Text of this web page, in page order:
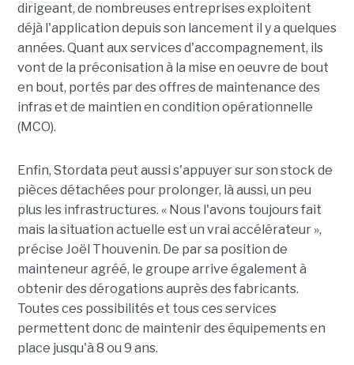
dirigeant, de nombreuses entreprises exploitent
déjà l'application depuis son lancement il y a quelques
années. Quant aux services d'accompagnement, ils
vont de la préconisation à la mise en oeuvre de bout
en bout, portés par des offres de maintenance des
infras et de maintien en condition opérationnelle
(MCO).
Enfin, Stordata peut aussi s'appuyer sur son stock de
pièces détachées pour prolonger, là aussi, un peu
plus les infrastructures. « Nous l'avons toujours fait
mais la situation actuelle est un vrai accélérateur »,
précise Joël Thouvenin. De par sa position de
mainteneur agréé, le groupe arrive également à
obtenir des dérogations auprès des fabricants.
Toutes ces possibilités et tous ces services
permettent donc de maintenir des équipements en
place jusqu'à 8 ou 9 ans.